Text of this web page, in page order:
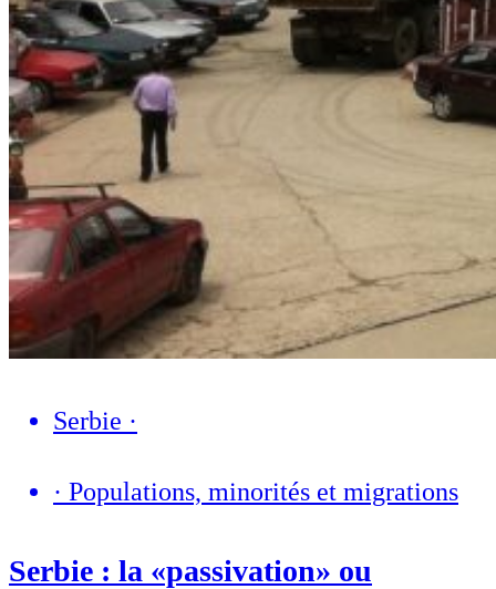
Serbie ·
· Populations, minorités et migrations
Serbie : la «passivation» ou